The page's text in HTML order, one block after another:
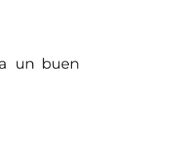
un buen